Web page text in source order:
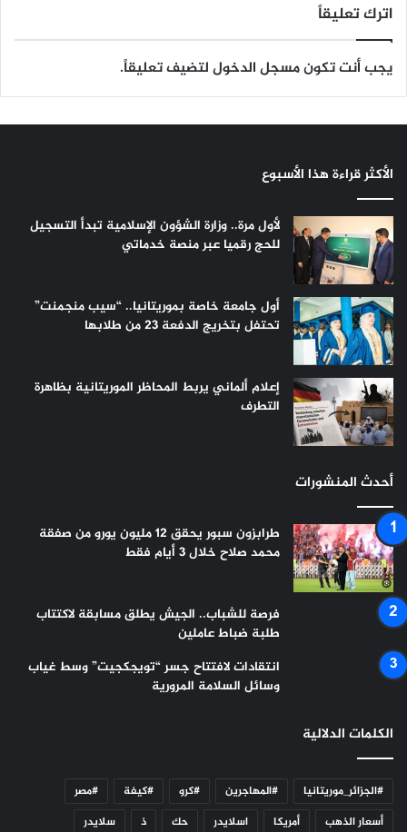
اترك تعليقاً
يجب أنت تكونمسجل الدخوللتضيف تعليقاً.
الأكثر قراءة هذا الأسبوع
لأول مرة.. وزارة الشؤون الإسلامية تبدأ التسجيل
للحج رقميا عبر منصة خدماتي
أول جامعة خاصة بموريتانيا.. “سيب منجمنت”
تحتفل بتخريج الدفعة 23 من طلابها
إعلام ألماني يربط المحاظر الموريتانية بظاهرة
التطرف
أحدث المنشورات
طرابزون سبور يحقق 12 مليون يورو من صفقة
محمد صلاح خلال 3 أيام فقط
فرصة للشباب.. الجيش يطلق مسابقة لاكتتاب
طلبة ضباط عاملين
انتقادات لافتتاح جسر “تويجكجيت” وسط غياب
وسائل السلامة المرورية
الكلمات الدلالية
#الجزائر_موريتانيا #المهاجرين #كرو #كيفة
#مصر
أسعار الذهب
أمريكا اسلايدر حك ذ سلايدر